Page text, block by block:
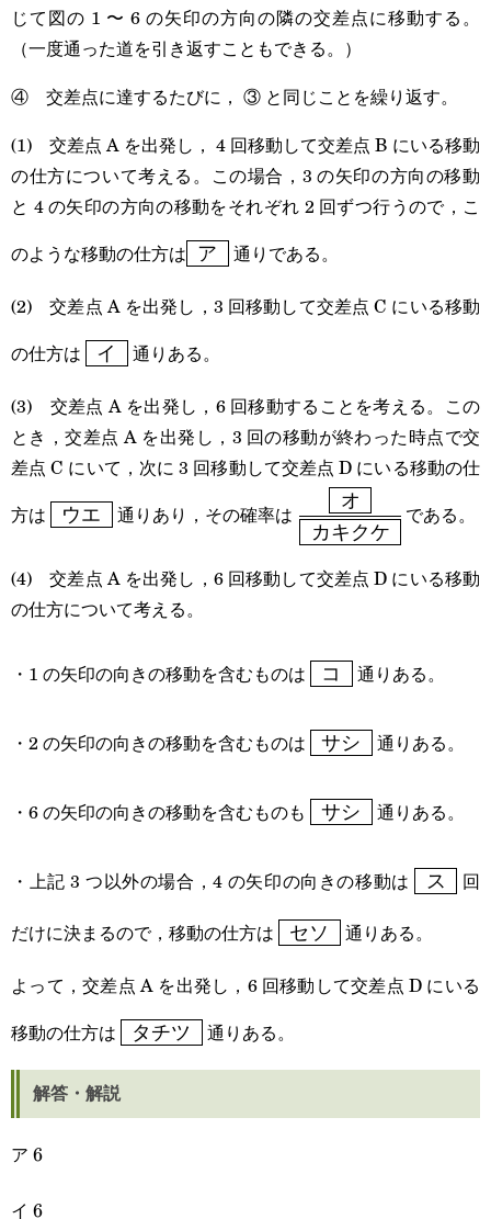
じて図の 1 〜 6 の矢印の方向の隣の交差点に移動する。
（一度通った道を引き返すこともできる。）
④ 交差点に達するたびに， ③ と同じことを繰り返す。
(1) 交差点 A を出発し， 4 回移動して交差点 B にいる移動
の仕方について考える。この場合，3 の矢印の方向の移動
と 4 の矢印の方向の移動をそれぞれ 2 回ずつ行うので，こ
のような移動の仕方は\boxed{\text{
ア 通りである。
(2) 交差点 A を出発し，3 回移動して交差点 C にいる移動
の仕方は \boxed{\text{
イ 通りある。
(3) 交差点 A を出発し，6 回移動することを考える。この
とき，交差点 A を出発し，3 回の移動が終わった時点で交
差点 C にいて，次に 3 回移動して交差点 D にいる移動の仕
方は \boxed{\text{
ウエ 通りあり，その確率は
\cfrac{\boxed{\text{
オ }}}
{\boxed{\text{ カキ
カキクケ
オ
である。
(4) 交差点 A を出発し，6 回移動して交差点 D にいる移動
の仕方について考える。
・1 の矢印の向きの移動を含むものは \boxed{\text{
コ 通りある。
・2 の矢印の向きの移動を含むものは \boxed{\text{
サシ 通りある。
・6 の矢印の向きの移動を含むものも \boxed{\text{
サシ 通りある。
・上記 3 つ以外の場合，4 の矢印の向きの移動は ス 回
だけに決まるので，移動の仕方は \boxed{\text{
セソ 通りある。
よって，交差点 A を出発し，6 回移動して交差点 D にいる
移動の仕方は \boxed{\text{
タチツ 通りある。
解答・解説
ア 6
6
イ 6
6